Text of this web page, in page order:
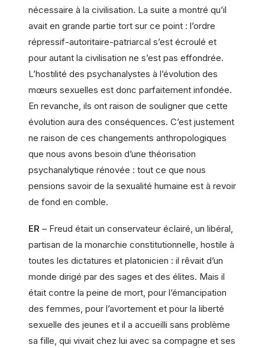
nécessaire à la civilisation. La suite a montré qu’il
avait en grande partie tort sur ce point : l’ordre
répressif-autoritaire-patriarcal s’est écroulé et
pour autant la civilisation ne s’est pas effondrée.
L’hostilité des psychanalystes à l’évolution des
mœurs sexuelles est donc parfaitement infondée.
En revanche, ils ont raison de souligner que cette
évolution aura des conséquences. C’est justement
ne raison de ces changements anthropologiques
que nous avons besoin d’une théorisation
psychanalytique rénovée : tout ce que nous
pensions savoir de la sexualité humaine est à revoir
de fond en comble.
ER – Freud était un conservateur éclairé, un libéral,
partisan de la monarchie constitutionnelle, hostile à
toutes les dictatures et platonicien : il rêvait d’un
monde dirigé par des sages et des élites. Mais il
était contre la peine de mort, pour l’émancipation
des femmes, pour l’avortement et pour la liberté
sexuelle des jeunes et il a accueilli sans problème
sa fille, qui vivait chez lui avec sa compagne et ses